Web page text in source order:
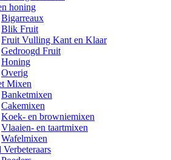
honing
Bigarreaux
Blik Fruit
Fruit Vulling Kant en Klaar
Gedroogd Fruit
Honing
Overig
Mixen
Banketmixen
Cakemixen
Koek- en browniemixen
Vlaaien- en taartmixen
Wafelmixen